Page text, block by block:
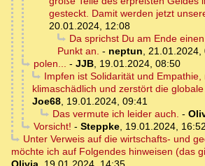
gesteckt. Damit werden jetzt
20.01.2024, 12:08
Da sprichst Du am Ende
Punkt an. - neptun, 21.01.2024,
polen... - JJB, 19.01.2024, 08:50
Impfen ist Solidarität und
klimaschädlich und zerstört die
Joe68, 19.01.2024, 09:41
Das vermute ich leider auch. -
Vorsicht! - Steppke, 19.01.2024, 16:52
Unter Verweis auf die wirtschafts- und
möchte ich auf Folgendes hinweisen (das